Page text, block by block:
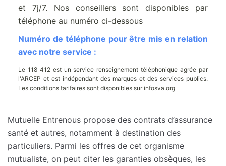
et 7j/7. Nos conseillers sont disponibles par
téléphone au numéro ci-dessous
Numéro de téléphone pour être mis en relation
avec notre service :
Le 118 412 est un service renseignement téléphonique agrée par
l'ARCEP et est indépendant des marques et des services publics.
Les conditions tarifaires sont disponibles sur infosva.org
Mutuelle Entrenous propose des contrats d’assurance
santé et autres, notamment à destination des
particuliers. Parmi les offres de cet organisme
mutualiste, on peut citer les garanties obsèques, les